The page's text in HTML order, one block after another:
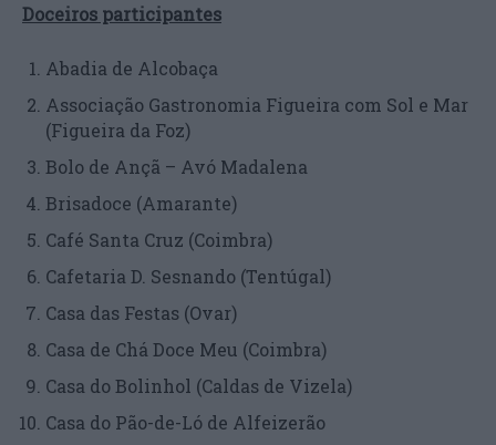
Doceiros participantes
Abadia de Alcobaça
Associação Gastronomia Figueira com Sol e Mar
(Figueira da Foz)
Bolo de Ançã – Avó Madalena
Brisadoce (Amarante)
Café Santa Cruz (Coimbra)
Cafetaria D. Sesnando (Tentúgal)
Casa das Festas (Ovar)
Casa de Chá Doce Meu (Coimbra)
Casa do Bolinhol (Caldas de Vizela)
Casa do Pão-de-Ló de Alfeizerão